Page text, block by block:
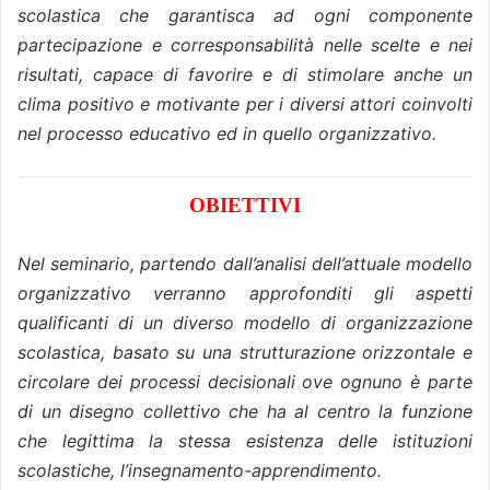
scolastica che garantisca ad ogni componente
partecipazione e corresponsabilità nelle scelte e nei
risultati, capace di favorire e di stimolare anche un
clima positivo e motivante per i diversi attori coinvolti
nel processo educativo ed in quello organizzativo.
OBIETTIVI
Nel seminario, partendo dall’analisi dell’attuale modello
organizzativo verranno approfonditi gli aspetti
qualificanti di un diverso modello di organizzazione
scolastica, basato su una strutturazione orizzontale e
circolare dei processi decisionali ove ognuno è parte
di un disegno collettivo che ha al centro la funzione
che legittima la stessa esistenza delle istituzioni
scolastiche, l’insegnamento-apprendimento.